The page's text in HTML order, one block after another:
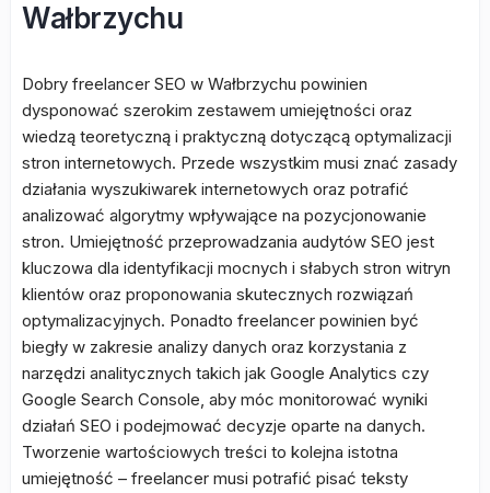
Wałbrzychu
Dobry freelancer SEO w Wałbrzychu powinien
dysponować szerokim zestawem umiejętności oraz
wiedzą teoretyczną i praktyczną dotyczącą optymalizacji
stron internetowych. Przede wszystkim musi znać zasady
działania wyszukiwarek internetowych oraz potrafić
analizować algorytmy wpływające na pozycjonowanie
stron. Umiejętność przeprowadzania audytów SEO jest
kluczowa dla identyfikacji mocnych i słabych stron witryn
klientów oraz proponowania skutecznych rozwiązań
optymalizacyjnych. Ponadto freelancer powinien być
biegły w zakresie analizy danych oraz korzystania z
narzędzi analitycznych takich jak Google Analytics czy
Google Search Console, aby móc monitorować wyniki
działań SEO i podejmować decyzje oparte na danych.
Tworzenie wartościowych treści to kolejna istotna
umiejętność – freelancer musi potrafić pisać teksty